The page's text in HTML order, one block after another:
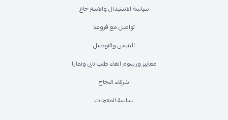
سياسة الاستبدال والاسترجاع
تواصل مع فروعنا
الشحن والتوصيل
معايير ورسوم الغاء طلب تابي وتمارا
شركاء النجاح
سياسة المنتجات